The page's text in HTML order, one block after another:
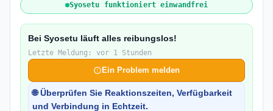
Syosetu funktioniert einwandfrei
Bei Syosetu läuft alles reibungslos!
Letzte Meldung: vor 1 Stunden
Ein Problem melden
🌐 Überprüfen Sie Reaktionszeiten, Verfügbarkeit
und Verbindung in Echtzeit.